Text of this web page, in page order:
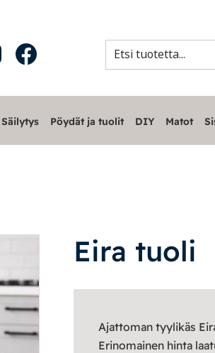
Säilytys Pöydät ja tuolit DIY Matot
Eira tuoli
Ajattoman tyylikäs
Erinomainen hinta